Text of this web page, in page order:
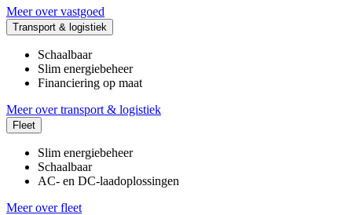
Meer over vastgoed
Transport & logistiek
Schaalbaar
Slim energiebeheer
Financiering op maat
Meer over transport & logistiek
Fleet
Slim energiebeheer
Schaalbaar
AC- en DC-laadoplossingen
Meer over fleet